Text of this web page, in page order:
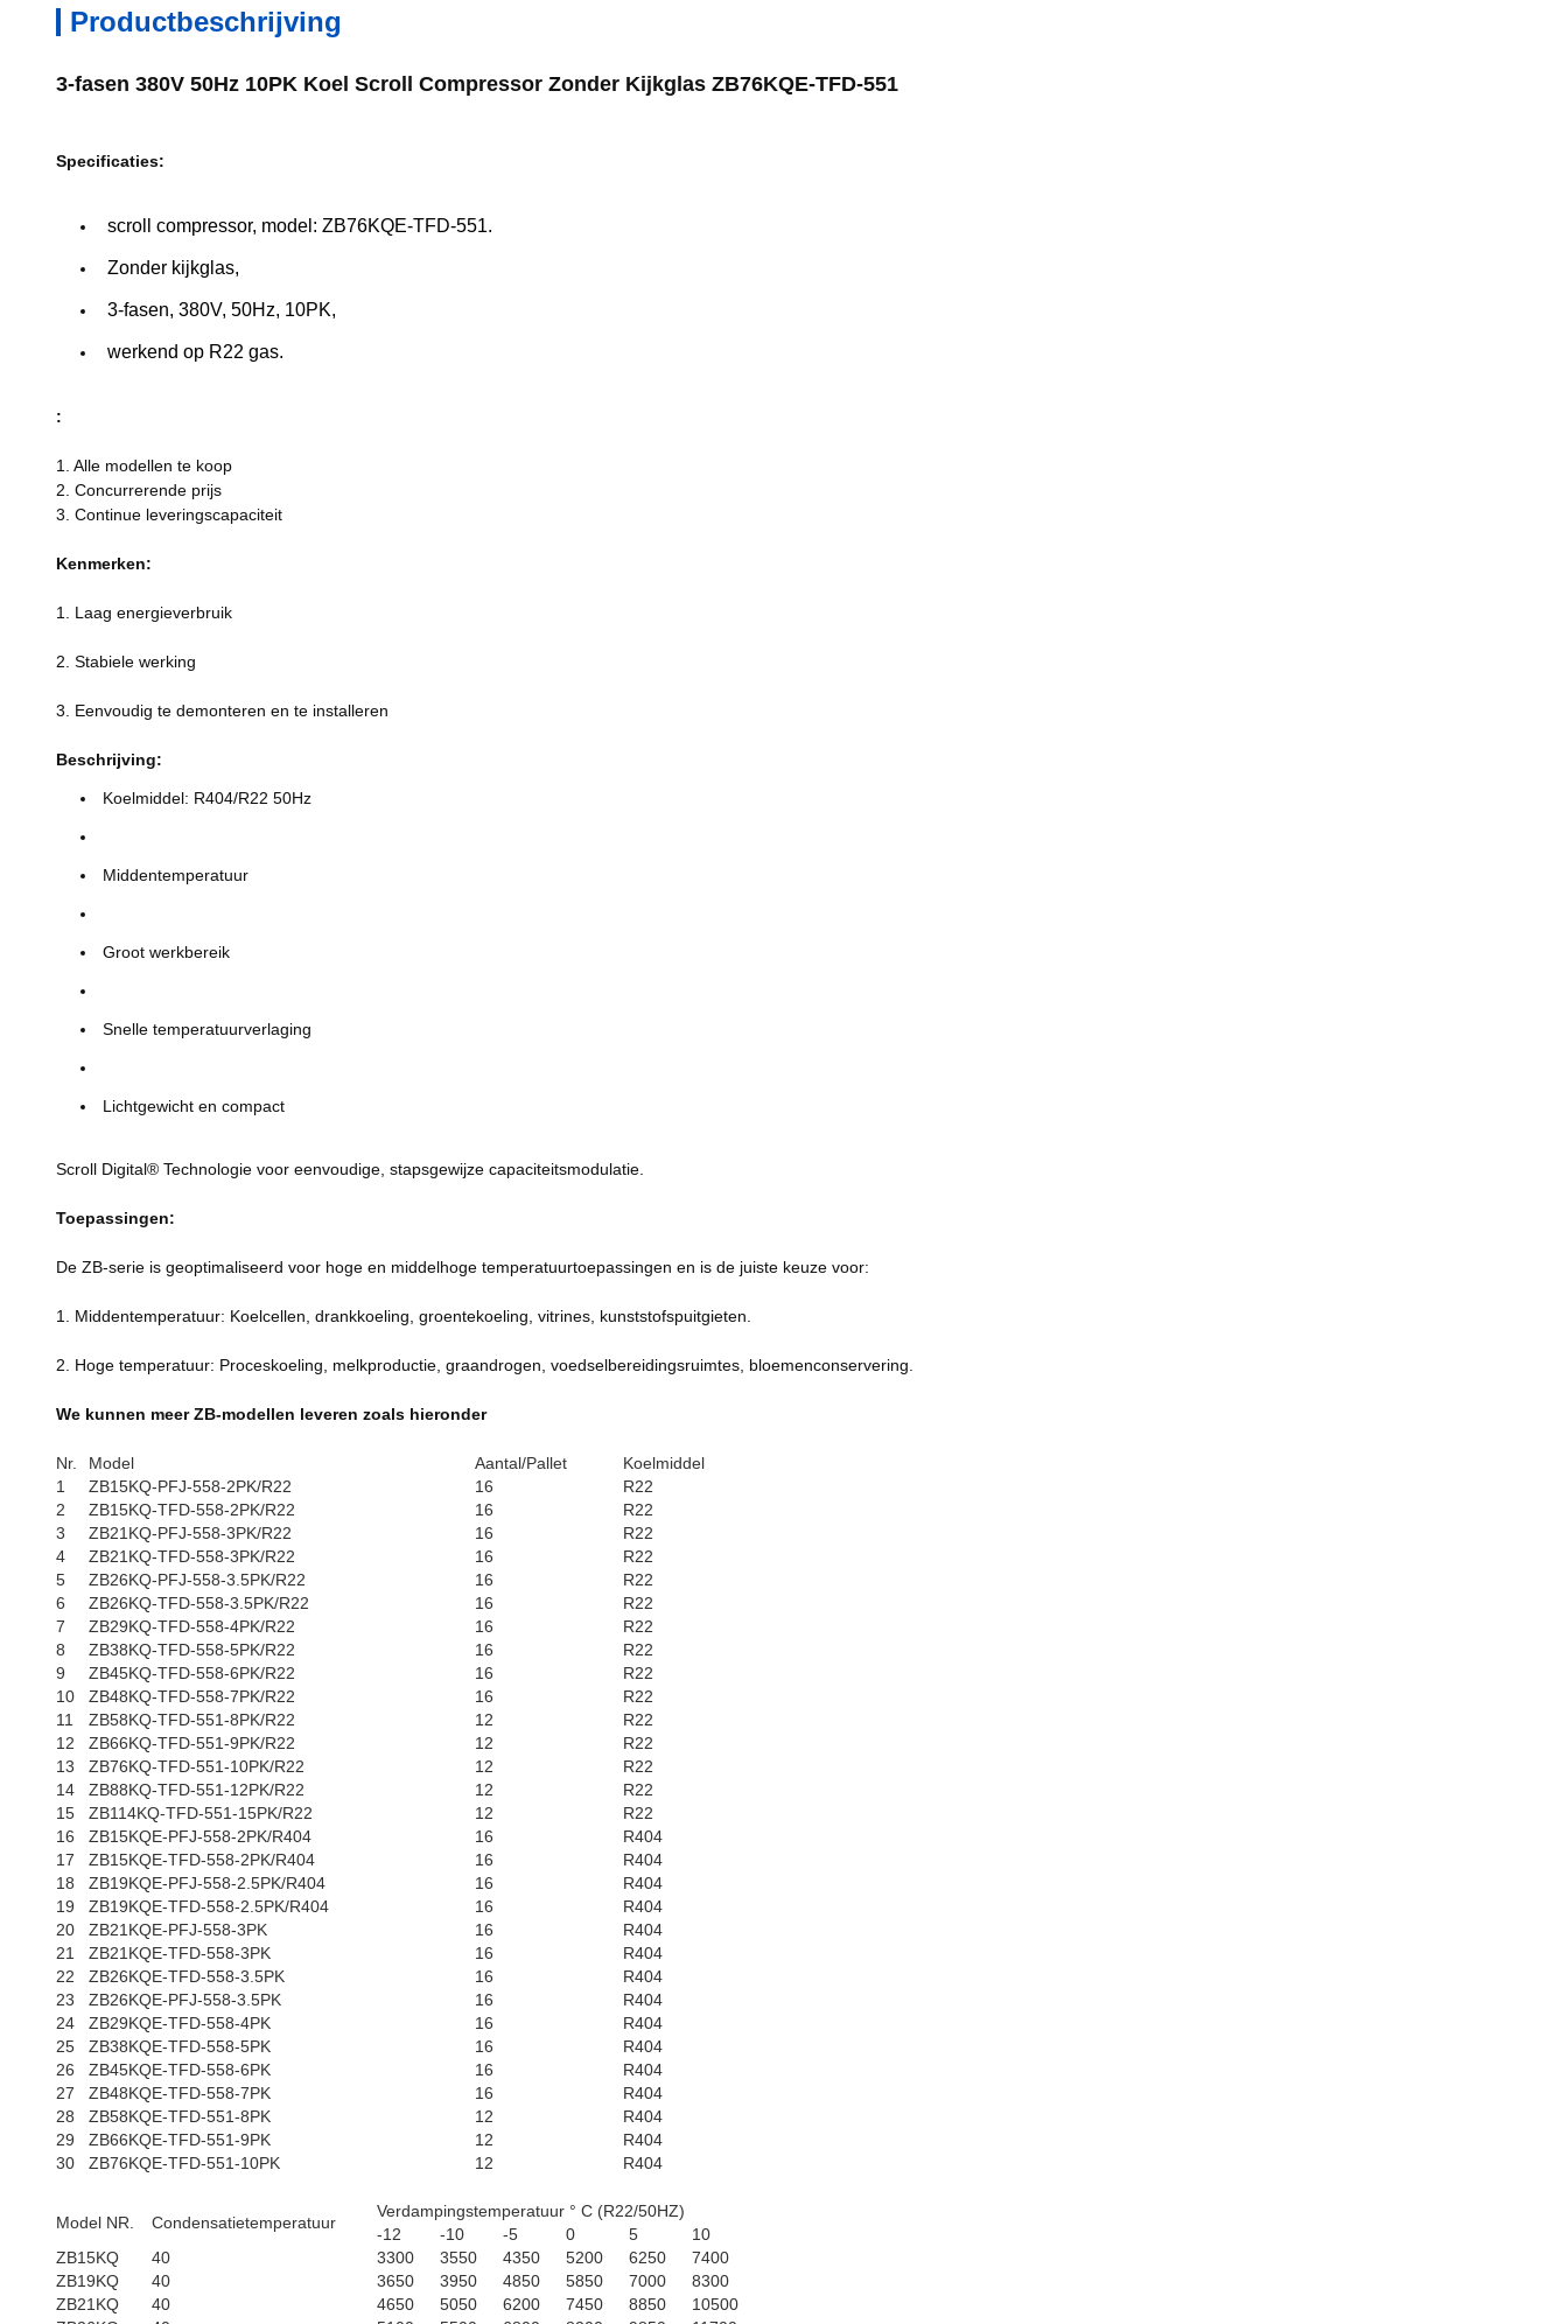
Productbeschrijving
3-fasen 380V 50Hz 10PK Koel Scroll Compressor Zonder Kijkglas ZB76KQE-TFD-551
Specificaties:
scroll compressor, model: ZB76KQE-TFD-551.
Zonder kijkglas,
3-fasen, 380V, 50Hz, 10PK,
werkend op R22 gas.
:
1. Alle modellen te koop
2. Concurrerende prijs
3. Continue leveringscapaciteit
Kenmerken:
1. Laag energieverbruik
2. Stabiele werking
3. Eenvoudig te demonteren en te installeren
Beschrijving:
Koelmiddel: R404/R22 50Hz
Middentemperatuur
Groot werkbereik
Snelle temperatuurverlaging
Lichtgewicht en compact
Scroll Digital® Technologie voor eenvoudige, stapsgewijze capaciteitsmodulatie.
Toepassingen:
De ZB-serie is geoptimaliseerd voor hoge en middelhoge temperatuurtoepassingen en is de juiste keuze voor:
1. Middentemperatuur: Koelcellen, drankkoeling, groentekoeling, vitrines, kunststofspuitgieten.
2. Hoge temperatuur: Proceskoeling, melkproductie, graandrogen, voedselbereidingsruimtes, bloemenconservering.
We kunnen meer ZB-modellen leveren zoals hieronder
Nr. Model Aantal/Pallet
Koelmiddel
1
ZB15KQ-PFJ-558-2PK/R22 16
R22
2
ZB15KQ-TFD-558-2PK/R22 16
R22
3
ZB21KQ-PFJ-558-3PK/R22 16
R22
4
ZB21KQ-TFD-558-3PK/R22 16
R22
5
ZB26KQ-PFJ-558-3.5PK/R22 16
R22
6
ZB26KQ-TFD-558-3.5PK/R22 16
R22
7
ZB29KQ-TFD-558-4PK/R22 16
R22
8
ZB38KQ-TFD-558-5PK/R22 16
R22
9
ZB45KQ-TFD-558-6PK/R22 16
R22
10
ZB48KQ-TFD-558-7PK/R22 16
R22
11
ZB58KQ-TFD-551-8PK/R22 12
R22
12
ZB66KQ-TFD-551-9PK/R22 12
R22
13
ZB76KQ-TFD-551-10PK/R22 12
R22
14
ZB88KQ-TFD-551-12PK/R22 12
R22
15
ZB114KQ-TFD-551-15PK/R22 12
R22
16
ZB15KQE-PFJ-558-2PK/R404 16
R404
17
ZB15KQE-TFD-558-2PK/R404 16
R404
18
ZB19KQE-PFJ-558-2.5PK/R404 16
R404
19
ZB19KQE-TFD-558-2.5PK/R404 16
R404
20
ZB21KQE-PFJ-558-3PK 16
R404
21
ZB21KQE-TFD-558-3PK 16
R404
22
ZB26KQE-TFD-558-3.5PK 16
R404
23
ZB26KQE-PFJ-558-3.5PK 16
R404
24
ZB29KQE-TFD-558-4PK 16
R404
25
ZB38KQE-TFD-558-5PK 16
R404
26
ZB45KQE-TFD-558-6PK 16
R404
27
ZB48KQE-TFD-558-7PK 16
R404
28
ZB58KQE-TFD-551-8PK 12
R404
29
ZB66KQE-TFD-551-9PK 12
R404
30
ZB76KQE-TFD-551-10PK 12 R404
Model NR. Condensatietemperatuur
Verdampingstemperatuur ° C (R22/50HZ)
-12
-10 -5 0 5
10
ZB15KQ
40 3300 3550 4350 5200 6250
7400
ZB19KQ
40 3650 3950 4850 5850 7000
8300
ZB21KQ
40 4650 5050 6200 7450 8850
10500